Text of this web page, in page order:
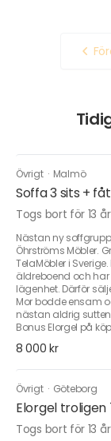
Övrigt · Malmö
Soffa 3 sits +
Togs bort för 13
Nästan ny
Öhrströms Möbler.
TelaMöbler i
äldreboend och
lägenhet. Därför
Mor bodde ensam
nästan aldrig sutten
Bonus Elorgel på
8 000 kr
Övrigt · Göteborg
Elorgel
Togs bort för 13